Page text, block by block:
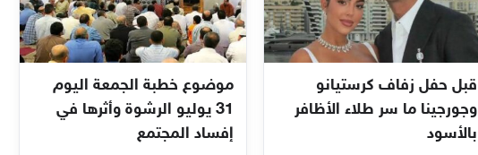
قبل حفل زفاف كرستيانو
وجورجينا ما سر طلاء الأظافر
بالأسود
موضوع خطبة الجمعة اليوم
31 يوليو الرشوة وأثرها في
إفساد المجتمع